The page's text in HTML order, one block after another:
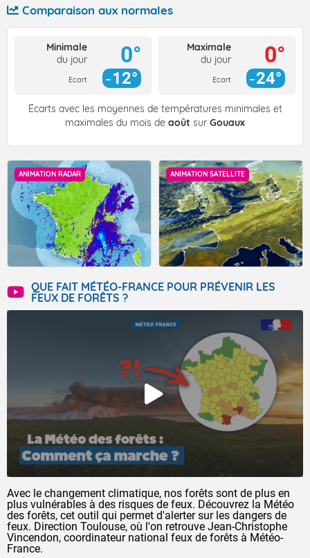
Comparaison aux normales
Minimale
du jour
Ecart
0°
12°
Maximale
du jour
Ecart
0°
24°
Écarts avec les moyennes de températures minimales et
maximales du mois de août sur Gouaux
ANIMATION RADAR ANIMATION SATELLITE
QUE FAIT MÉTÉO-FRANCE POUR PRÉVENIR LES
FEUX DE FORÊTS ?
Avec le changement climatique, nos forêts sont de plus en
plus vulnérables à des risques de feux. Découvrez la Météo
des forêts, cet outil qui permet d'alerter sur les dangers de
feux. Direction Toulouse, où l'on retrouve Jean-Christophe
Vincendon, coordinateur national feux de forêts à Météo-
France.